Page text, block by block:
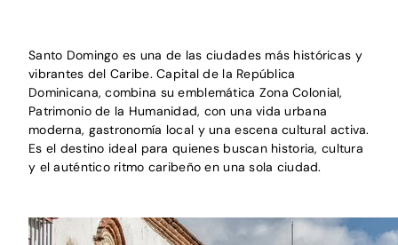
Santo Domingo es una de las ciudades más históricas y
vibrantes del Caribe. Capital de la República
Dominicana, combina su emblemática Zona Colonial,
Patrimonio de la Humanidad, con una vida urbana
moderna, gastronomía local y una escena cultural activa.
Es el destino ideal para quienes buscan historia, cultura
y el auténtico ritmo caribeño en una sola ciudad.